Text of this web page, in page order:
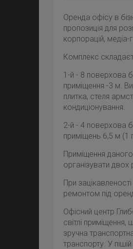
Оренда офісу в
пропозиція для
корпорацій, медіа-
Комплекс
1-й - 8 поверхова
приміщення -3 м.
плитка, стеля
кондиціонування.
2-й - 4 поверхова
приміщень 6,5 м (1
Приміщення
організувати
При
ремонтом під
Офісний центр
світлі приміщення,
зручна
транспорту. У